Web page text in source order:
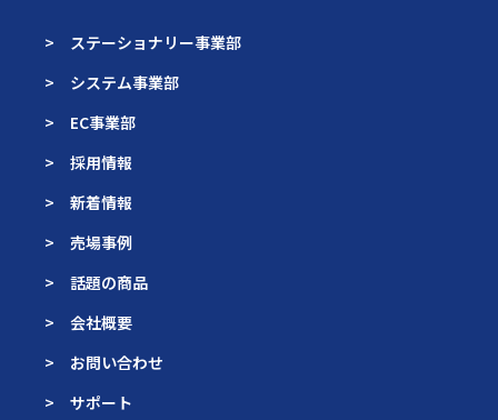
> ステーショナリー事業部
> システム事業部
> EC事業部
> 採用情報
> 新着情報
> 売場事例
> 話題の商品
> 会社概要
> お問い合わせ
> サポート